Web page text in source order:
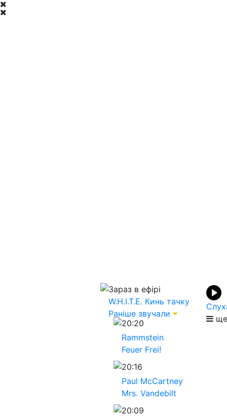
Зараз в ефірі
W.H.I.T.E. Кинь тачку
Раніше звучали
20:20
Rammstein
Feuer Frei!
20:16
Paul McCartney
Mrs. Vandebilt
20:09